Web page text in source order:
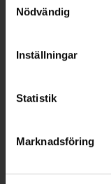
länder utanför EU
att godkänna
Nödvändig
Inställningar
Statistik
Marknadsföring
Håll dig
*Gäller